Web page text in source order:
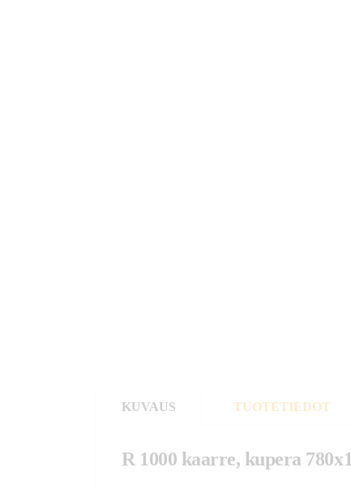
KUVAUS TUOTETIEDOT
R 1000 kaarre, kupera